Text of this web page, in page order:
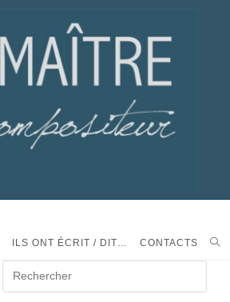
ILS ONT ÉCRIT / DIT… CONTACTS